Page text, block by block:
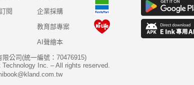
閱 企業採購
教育部專案
AI聲繪本
公司(統一編號：70476915)
Inc. – All rights reserved.